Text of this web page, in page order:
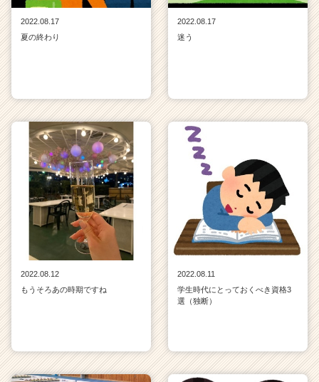
2022.08.17
夏の終わり
2022.08.17
迷う
2022.08.12
もうそろあの時期ですね
2022.08.11
学生時代にとっておくべき資格3
選（独断）